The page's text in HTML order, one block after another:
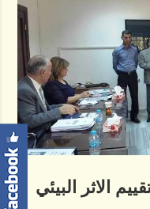
الاثر البيئي